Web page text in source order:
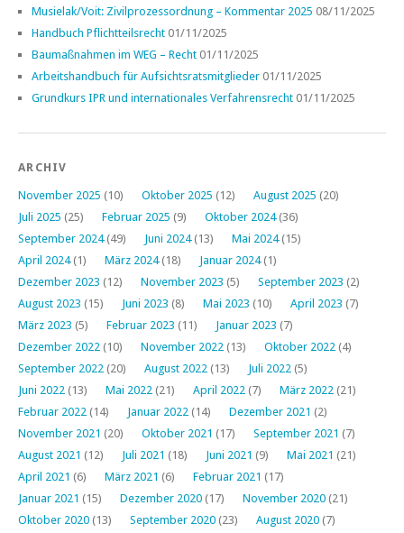
Musielak/Voit: Zivilprozessordnung – Kommentar 2025 08/11/2025
Handbuch Pflichtteilsrecht 01/11/2025
Baumaßnahmen im WEG – Recht 01/11/2025
Arbeitshandbuch für Aufsichtsratsmitglieder 01/11/2025
Grundkurs IPR und internationales Verfahrensrecht 01/11/2025
ARCHIV
November 2025 (10) Oktober 2025 (12) August 2025 (20)
Juli 2025 (25) Februar 2025 (9) Oktober 2024(36)
September 2024(49) Juni 2024(13) Mai 2024(15)
April 2024(1) März 2024(18) Januar 2024(1)
Dezember 2023 (12) November 2023 (5) September 2023 (2)
August 2023 (15) Juni 2023 (8) Mai 2023 (10) April 2023 (7)
März 2023 (5) Februar 2023 (11) Januar 2023 (7)
Dezember 2022 (10) November 2022 (13) Oktober 2022 (4)
September 2022 (20) August 2022 (13) Juli 2022 (5)
Juni 2022 (13) Mai 2022 (21) April 2022 (7) März 2022 (21)
Februar 2022 (14) Januar 2022 (14) Dezember 2021 (2)
November 2021 (20) Oktober 2021 (17) September 2021 (7)
August 2021 (12) Juli 2021 (18) Juni 2021 (9) Mai 2021 (21)
April 2021 (6) März 2021 (6) Februar 2021 (17)
Januar 2021 (15) Dezember 2020 (17) November 2020 (21)
Oktober 2020 (13) September 2020 (23) August 2020 (7)